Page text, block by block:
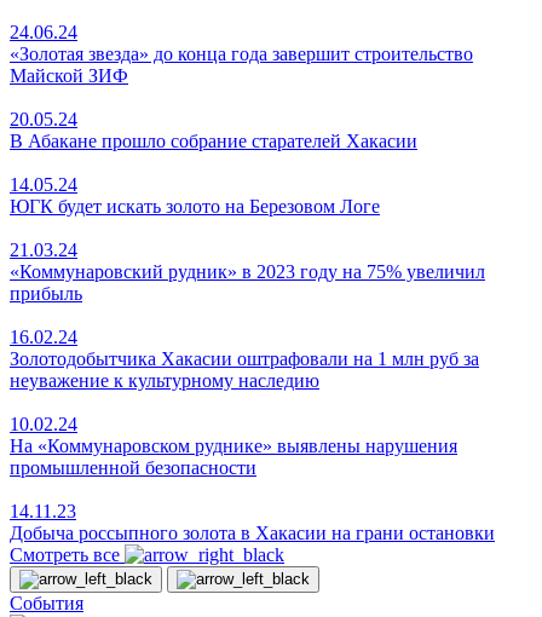
24.06.24
«Золотая звезда» до конца года завершит строительство
Майской ЗИФ
20.05.24
В Абакане прошло собрание старателей Хакасии
14.05.24
ЮГК будет искать золото на Березовом Логе
21.03.24
«Коммунаровский рудник» в 2023 году на 75% увеличил
прибыль
16.02.24
Золотодобытчика Хакасии оштрафовали на 1 млн руб за
неуважение к культурному наследию
10.02.24
На «Коммунаровском руднике» выявлены нарушения
промышленной безопасности
14.11.23
Добыча россыпного золота в Хакасии на грани остановки
Смотреть все
События